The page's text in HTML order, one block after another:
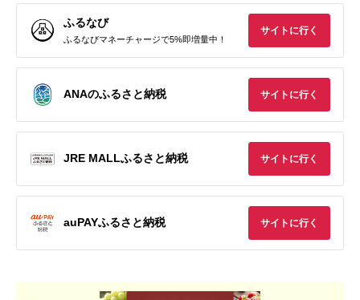
ふるなび
ふるなびマネーチャージで5%即増量中！
サイトに行く
ANAのふるさと納税 サイトに行く
JRE MALLふるさと納税 サイトに行く
auPAYふるさと納税 サイトに行く